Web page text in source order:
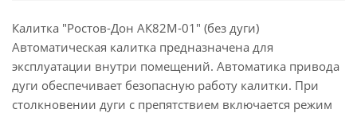
Калитка "Ростов-Дон АК82М-01" (без дуги)
Автоматическая калитка предназначена для
эксплуатации внутри помещений. Автоматика привода
дуги обеспечивает безопасную работу калитки. При
столкновении дуги с препятствием включается режим